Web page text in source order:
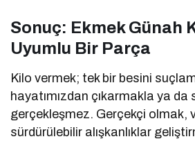
Sonuç: Ekmek Günah
Uyumlu Bir Parça
Kilo vermek; tek bir besini
hayatımızdan çıkarmakla ya
gerçekleşmez. Gerçekçi olmak,
sürdürülebilir alışkanlıklar